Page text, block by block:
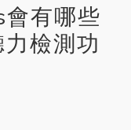
有哪些
檢測功